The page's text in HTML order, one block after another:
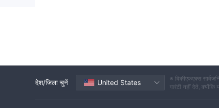
In-Optionव्यापार भी कर सकते हैंक्रिप्टोकरेंसीजैसे बिटकॉइन,
देश/जिला चुनें United States
※ विकीएफएक्स
गारंटी नहीं देते,